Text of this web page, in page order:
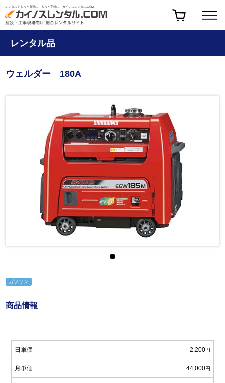
レンタルをもっと身近に、もっと手軽に、カイノスレンタル.COM
レンタル品
ウェルダー 180A
ガソリン
商品情報
日単価 2,200円
月単価 44,000円